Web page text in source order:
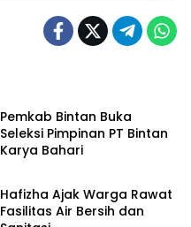
Pemkab Bintan Buka
Seleksi Pimpinan PT Bintan
Karya Bahari
Bintan
Hafizha Ajak Warga Rawat
Fasilitas Air Bersih dan